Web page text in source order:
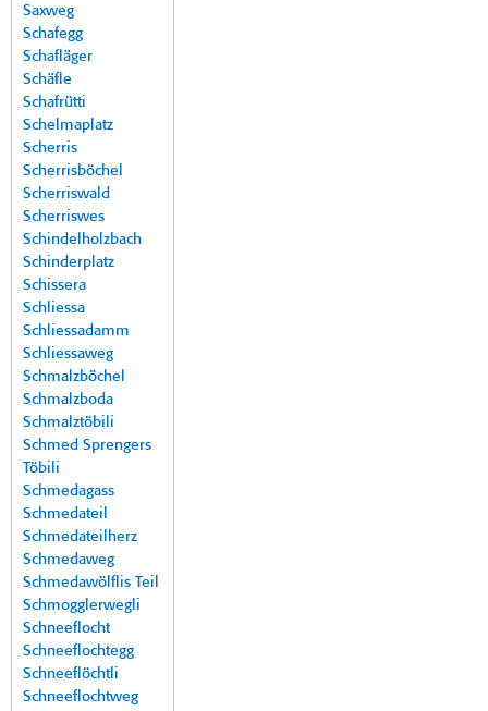
Saxweg
Schafegg
Schafläger
Schäfle
Schafrütti
Schelmaplatz
Scherris
Scherrisböchel
Scherriswald
Scherriswes
Schindelholzbach
Schinderplatz
Schissera
Schliessa
Schliessadamm
Schliessaweg
Schmalzböchel
Schmalzboda
Schmalztöbili
Schmed Sprengers
Töbili
Schmedagass
Schmedateil
Schmedateilherz
Schmedaweg
Schmedawölflis Teil
Schmogglerwegli
Schneeflocht
Schneeflochtegg
Schneeflöchtli
Schneeflochtweg